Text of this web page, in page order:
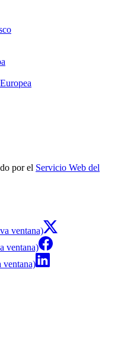
por el Servicio Web del
ventana)
ventana)
ventana)